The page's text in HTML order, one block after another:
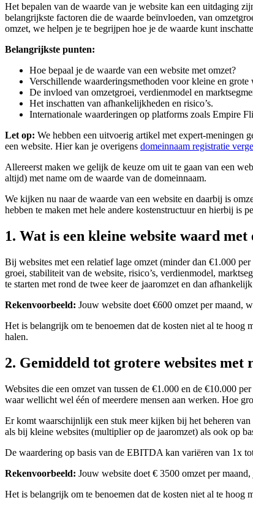
Het bepalen van de waarde van je website kan een uitdaging
belangrijkste factoren die de waarde beïnvloeden, van
omzet, we helpen je te begrijpen hoe je de waarde kunt
Belangrijkste punten:
Hoe bepaal je de waarde van een website met omzet?
Verschillende waarderingsmethoden voor kleine en grote
De invloed van omzetgroei, verdienmodel en
Het inschatten van afhankelijkheden en risico’s.
Internationale waarderingen op platforms zoals Empire
Let op: We hebben een uitvoerig artikel met expert-meningen
een website. Hier kan je overigens domeinnaam registratie
Allereerst maken we gelijk de keuze om uit te gaan van een
altijd) met name om de waarde van de domeinnaam.
We kijken nu naar de waarde van een website en daarbij is
hebben te maken met hele andere kostenstructuur en hierbij is
1. Wat is een kleine website waard met
Bij websites met een relatief lage omzet (minder dan €1.000
groei, stabiliteit van de website, risico’s, verdienmodel,
te starten met rond de twee keer de jaaromzet en dan
Rekenvoorbeeld: Jouw website doet €600 omzet per maand,
Het is belangrijk om te benoemen dat de kosten niet al te hoog
halen.
2. Gemiddeld tot grotere websites met
Websites die een omzet van tussen de €1.000 en de €10.000
waar wellicht wel één of meerdere mensen aan werken. Hoe
Er komt waarschijnlijk een stuk meer kijken bij het beheren
als bij kleine websites (multiplier op de jaaromzet) als ook op
De waardering op basis van de EBITDA kan variëren van 1x
Rekenvoorbeeld: Jouw website doet € 3500 omzet per
Het is belangrijk om te benoemen dat de kosten niet al te hoog